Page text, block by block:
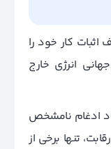
اثبات کار خود را
انرژی خارج
ادغام نامشخص
تنها برخی از